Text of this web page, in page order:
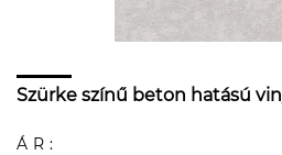
Szürke színű beton hatású
ÁR: